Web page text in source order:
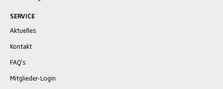
SERVICE
Aktuelles
Kontakt
FAQ's
Mitglieder-Login